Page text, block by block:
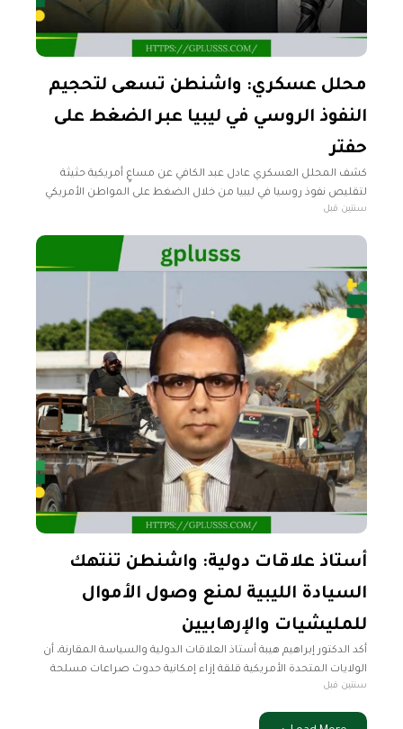
محلل عسكري: واشنطن تسعى لتحجيم
النفوذ الروسي في ليبيا عبر الضغط على
حفتر
كشف المحلل العسكري عادل عبد الكافي عن مساعٍ أمريكية حثيثة
لتقليص نفوذ روسيا في ليبيا من خلال الضغط على المواطن الأمريكي
خليفة حفتر للحد من علاقته مع المرتزقة الروس، سواء
سنتين قبل
أستاذ علاقات دولية: واشنطن تنتهك
السيادة الليبية لمنع وصول الأموال
للمليشيات والإرهابيين
أكد الدكتور إبراهيم هيبة أستاذ العلاقات الدولية والسياسة المقارنة، أن
الولايات المتحدة الأمريكية قلقة إزاء إمكانية حدوث صراعات مسلحة
بين في ليبيا، وتسعى لاحتواء أي تصعيد عسكري قد يؤدي إلى
سنتين قبل